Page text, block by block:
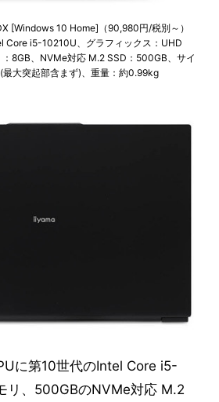
[Windows 10 Home]（90,980円/税別～）
Core i5-10210U、グラフィックス：UHD
8GB、NVMe対応 M.2 SSD：500GB、サイ
大突起部含まず)、重量：約0.99kg
に第10世代のIntel Core i5-
リ、500GBのNVMe対応 M.2